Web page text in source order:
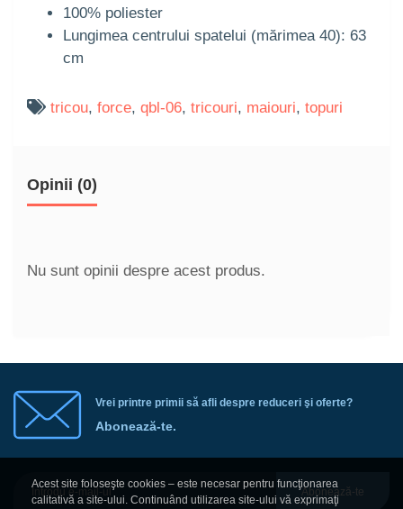
100% poliester
Lungimea centrului spatelui (mărimea 40): 63
cm
tricou, force, qbl-06, tricouri, maiouri, topuri
Opinii (0)
Nu sunt opinii despre acest produs.
Vrei printre primii să afli despre reduceri şi oferte?
Abonează-te.
Abonează-te
Acest site foloseşte cookies – este necesar pentru funcţionarea
calitativă a site-ului. Continuând utilizarea site-ului vă exprimaţi